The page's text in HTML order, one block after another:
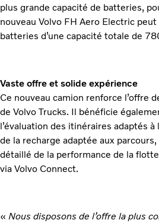
plus grande capacité de batteries,
nouveau Volvo FH Aero Electric
batteries d’une capacité totale de
Vaste offre et solide expérience
Ce nouveau camion renforce l’offre
de Volvo Trucks. Il bénéficie
l’évaluation des itinéraires adaptés à
de la recharge adaptée aux
détaillé de la performance de la
via Volvo Connect.
« Nous disposons de l’offre la plus